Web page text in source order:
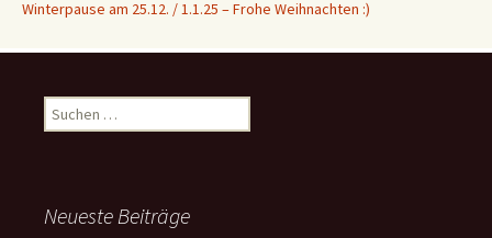
Winterpause am 25.12. / 1.1.25 – Frohe Weihnachten :)
u
n
Neueste Beiträge